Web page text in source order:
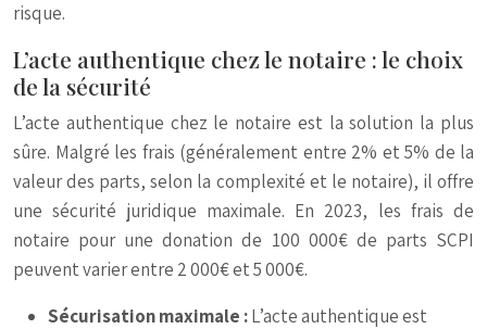
risque.
L’acte authentique chez le notaire : le choix
de la sécurité
L’acte authentique chez le notaire est la solution la plus
sûre. Malgré les frais (généralement entre 2% et 5% de la
valeur des parts, selon la complexité et le notaire), il offre
une sécurité juridique maximale. En 2023, les frais de
notaire pour une donation de 100 000€ de parts SCPI
peuvent varier entre 2 000€ et 5 000€.
Sécurisation maximale :L’acte authentique est